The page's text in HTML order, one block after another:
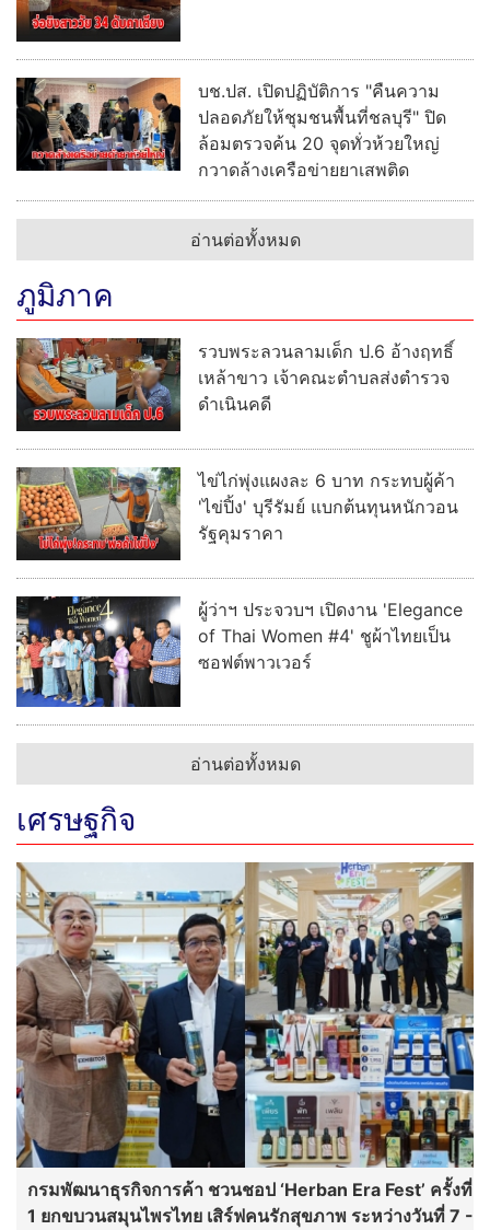
บช.ปส. เปิดปฏิบัติการ "คืนความ
ปลอดภัยให้ชุมชนพื้นที่ชลบุรี" ปิด
ล้อมตรวจค้น 20 จุดทั่วห้วยใหญ่
กวาดล้างเครือข่ายยาเสพติด
อ่านต่อทั้งหมด
ภูมิภาค
รวบพระลวนลามเด็ก ป.6 อ้างฤทธิ์
เหล้าขาว เจ้าคณะตำบลส่งตำรวจ
ดำเนินคดี
ไข่ไก่พุ่งแผงละ 6 บาท กระทบผู้ค้า
'ไข่ปิ้ง' บุรีรัมย์ แบกต้นทุนหนักวอน
รัฐคุมราคา
ผู้ว่าฯ ประจวบฯ เปิดงาน 'Elegance
of Thai Women #4' ชูผ้าไทยเป็น
ซอฟต์พาวเวอร์
อ่านต่อทั้งหมด
เศรษฐกิจ
กรมพัฒนาธุรกิจการค้า ชวนชอป ‘Herban Era Fest’ ครั้งที่
1 ยกขบวนสมุนไพรไทย เสิร์ฟคนรักสุขภาพ ระหว่างวันที่ 7 -